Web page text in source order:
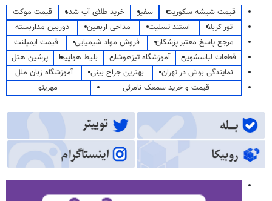
قیمت شیشه سکوریت سفیر خرید طلای آب شده
قیمت موکت
تور کربلا
استند تسلیت مداحی اربعین
دوربین مداربسته
مرجع پاسخ معتبر پزشکان
فروش مواد شیمیایی
قیمت ایمپلنت
قطعات لباسشویی
آموزشگاه تیزهوشان بلیط هواپیما
پرشین هتل
نمایندگی بوش در تهران
بهترین جراح بینی
آموزشگاه زبان ملل
قیمت و خرید سمعک نامرئی
مهرینو